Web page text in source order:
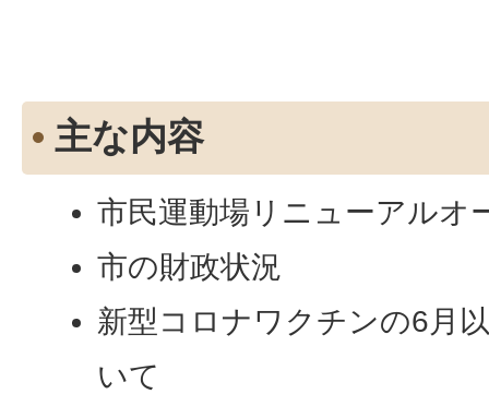
主な内容
市民運動場リニューアルオ
市の財政状況
新型コロナワクチンの6月
いて